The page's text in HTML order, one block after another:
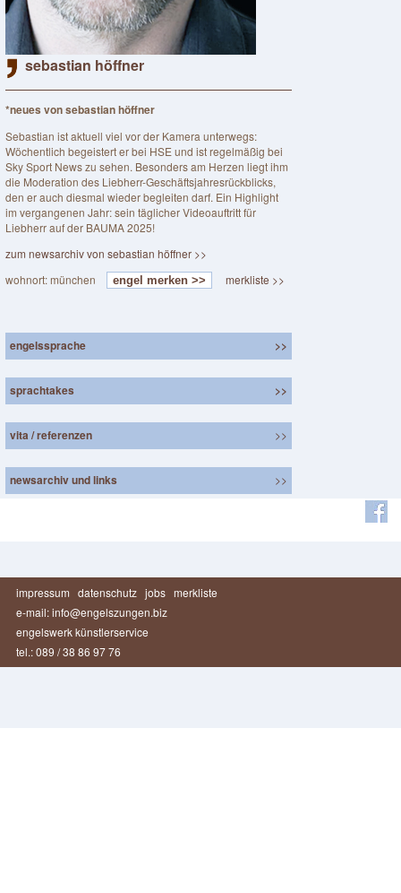
sebastian höffner
*neues von sebastian höffner
Sebastian ist aktuell viel vor der Kamera unterwegs:
Wöchentlich begeistert er bei HSE und ist regelmäßig bei
Sky Sport News zu sehen. Besonders am Herzen liegt ihm
die Moderation des Liebherr-Geschäftsjahresrückblicks,
den er auch diesmal wieder begleiten darf. Ein Highlight
im vergangenen Jahr: sein täglicher Videoauftritt für
Liebherr auf der BAUMA 2025!
zum newsarchiv von sebastian höffner >>
wohnort: münchen
engel merken >> merkliste >>
engelssprache >>
sprachtakes >>
vita / referenzen >>
newsarchiv und links >>
impressum datenschutz jobs merkliste
e-mail: info@engelszungen.biz
engelswerk künstlerservice
tel.: 089 / 38 86 97 76